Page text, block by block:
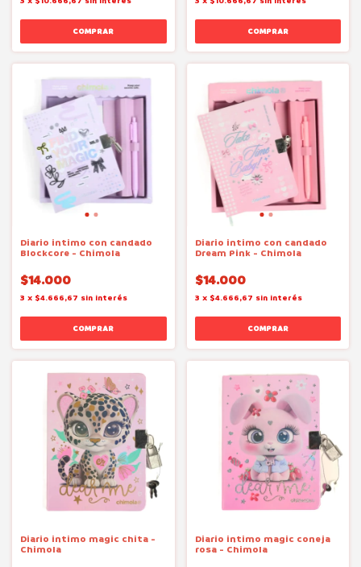
Diario intimo con candado
Blockcore - Chimola
$14.000
3 x $4.666,67 sin interés
Diario intimo con candado
Dream Pink - Chimola
$14.000
3 x $4.666,67 sin interés
Diario intimo magic chita -
Chimola
Diario intimo magic coneja
rosa - Chimola